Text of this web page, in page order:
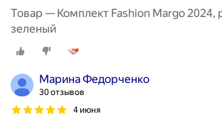
Товар — Комплект Fashion Margo 2024,
зеленый
Марина Федорченко
30 отзывов
4 июня